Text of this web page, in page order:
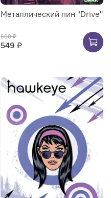
Металлический пин "Drive"
600 ₽
549 ₽